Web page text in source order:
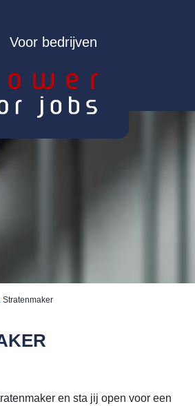
Voor bedrijven
Stratenmaker
en sta jij open voor een